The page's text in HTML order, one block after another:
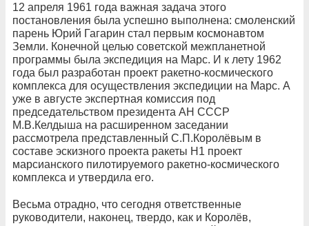
12 апреля 1961 года важная задача этого
постановления была успешно выполнена: смоленский
парень Юрий Гагарин стал первым космонавтом
Земли. Конечной целью советской межпланетной
программы была экспедиция на Марс. И к лету 1962
года был разработан проект ракетно-космического
комплекса для осуществления экспедиции на Марс. А
уже в августе экспертная комиссия под
председательством президента АН СССР
М.В.Келдыша на расширенном заседании
рассмотрела представленный С.П.Королёвым в
составе эскизного проекта ракеты Н1 проект
марсианского пилотируемого ракетно-космического
комплекса и утвердила его.
Весьма отрадно, что сегодня ответственные
руководители, наконец, твердо, как и Королёв,